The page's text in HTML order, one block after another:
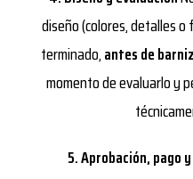
diseño (colores, detalles o
terminado,antes de
momento de evaluarlo y
5. Aprobación, pago